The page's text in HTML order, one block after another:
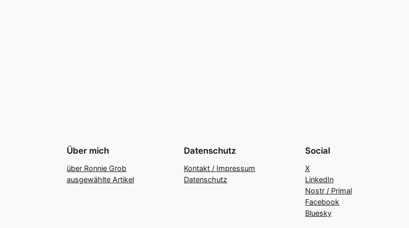
Über mich
über Ronnie Grob
ausgewählte Artikel
Datenschutz
Kontakt / Impressum
Datenschutz
Social
X
LinkedIn
Nostr / Primal
Facebook
Bluesky